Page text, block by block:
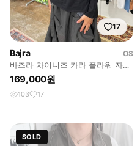
17
Bajra
OS
바즈라 차이니즈 카라 플라워 자수
블라우스
169,000원
103 17
SOLD